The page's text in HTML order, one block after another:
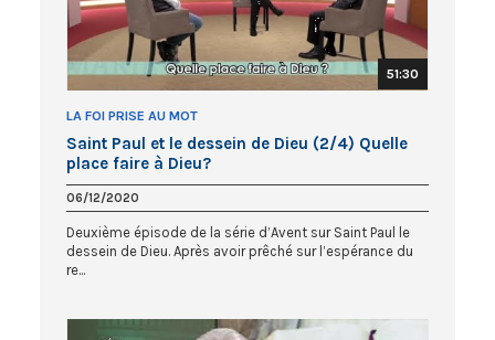
51:30
LA FOI PRISE AU MOT
Saint Paul et le dessein de Dieu (2/4) Quelle
place faire à Dieu?
06/12/2020
Deuxième épisode de la série d’Avent sur Saint Paul le
dessein de Dieu. Après avoir prêché sur l’espérance du
re...